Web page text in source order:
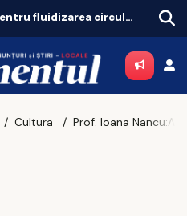
Bucșinescu intră în șantier pentru fluidizarea circulației
Cultura